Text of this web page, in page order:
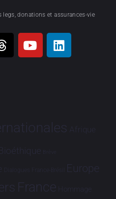
donations et assurances-vie
Afrique
Bioéthique Brève
Dialogues France-Brésil Europe
France Hommage